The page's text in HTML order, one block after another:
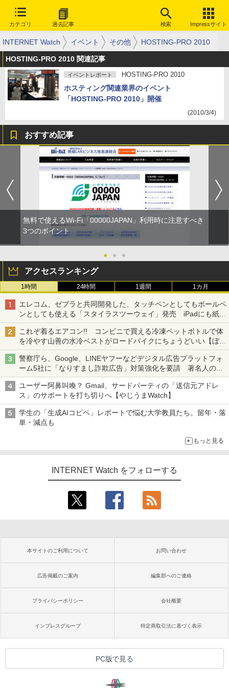
カテゴリ 過去記事 検索 Impressサイト
INTERNET Watch イベント その他 HOSTING-PRO 2010
HOSTING-PRO 2010 関連記事
イベントレポート HOSTING-PRO 2010
ホスティング関連業界のイベント
「HOSTING-PRO 2010」開催
(2010/3/4)
おすすめ記事
無料で使えるWi-Fi「00000JAPAN」利用時に注意すべき
3つのポイント
● ● ●
アクセスランキング
1時間 24時間 1週間 1カ月
エレコム、ゼブラと共同開発した、タッチペンとしてもボールペ
ンとしても使える「スタイラスツーウェイ」発売 iPadにも紙に
も、持ち替えずに書き込める
これぞ着るエアコン!! コンビニで買える冷凍ペットボトルで体
を冷やす山善の水冷ベストがロードバイクにちょうどいい【ぼっ
ち・ざ・ろーど！その14】【空いた時間でなにしてる？】
警察庁ら、Google、LINEヤフーなどデジタル広告プラットフォ
ーム5社に「なりすまし詐欺広告」対策強化を要請 著名人の写
真や映像を使った投資詐欺などへの対策として
ユーザー阿鼻叫喚？ Gmail、サードパーティの「送信元アドレ
ス」のサポートを打ち切りへ【やじうまWatch】
学生の「生成AIコピペ」レポートで悩む大学教員たち。留年・落
単・減点も
もっと見る
INTERNET Watch をフォローする
本サイトのご利用について お問い合わせ
広告掲載のご案内 編集部へのご連絡
プライバシーポリシー 会社概要
インプレスグループ 特定商取引法に基づく表示
PC版で見る